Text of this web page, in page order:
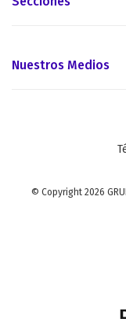
Nuestros Medios
© Copyright 2026